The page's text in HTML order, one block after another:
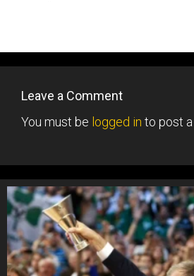
Leave a Comment
You must be logged in to post